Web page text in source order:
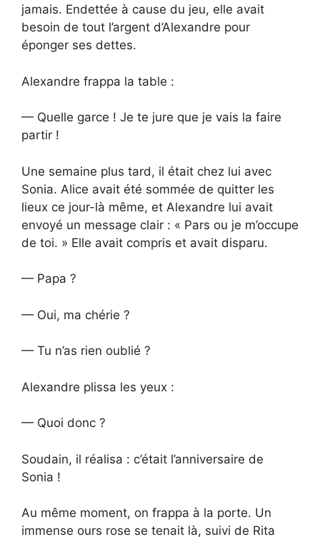
jamais. Endettée à cause du jeu, elle avait
besoin de tout l’argent d’Alexandre pour
éponger ses dettes.
Alexandre frappa la table :
— Quelle garce ! Je te jure que je vais la faire
partir !
Une semaine plus tard, il était chez lui avec
Sonia. Alice avait été sommée de quitter les
lieux ce jour-là même, et Alexandre lui avait
envoyé un message clair : « Pars ou je m’occupe
de toi. » Elle avait compris et avait disparu.
— Papa ?
— Oui, ma chérie ?
— Tu n’as rien oublié ?
Alexandre plissa les yeux :
— Quoi donc ?
Soudain, il réalisa : c’était l’anniversaire de
Sonia !
Au même moment, on frappa à la porte. Un
immense ours rose se tenait là, suivi de Rita